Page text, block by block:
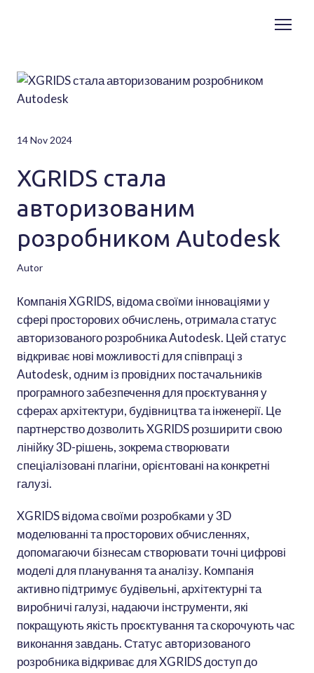
14 Nov 2024
XGRIDS стала
авторизованим
розробником Autodesk
Autor
Компанія XGRIDS, відома своїми інноваціями у
сфері просторових обчислень, отримала статус
авторизованого розробника Autodesk. Цей статус
відкриває нові можливості для співпраці з
Autodesk, одним із провідних постачальників
програмного забезпечення для проєктування у
сферах архітектури, будівництва та інженерії. Це
партнерство дозволить XGRIDS розширити свою
лінійку 3D-рішень, зокрема створювати
спеціалізовані плагіни, орієнтовані на конкретні
галузі.
XGRIDS відома своїми розробками у 3D
моделюванні та просторових обчисленнях,
допомагаючи бізнесам створювати точні цифрові
моделі для планування та аналізу. Компанія
активно підтримує будівельні, архітектурні та
виробничі галузі, надаючи інструменти, які
покращують якість проєктування та скорочують час
виконання завдань. Статус авторизованого
розробника відкриває для XGRIDS доступ до